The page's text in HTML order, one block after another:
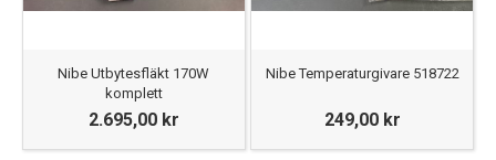
Nibe Utbytesfläkt 170W
komplett
2.695,00 kr
Nibe Temperaturgivare 518722
249,00 kr